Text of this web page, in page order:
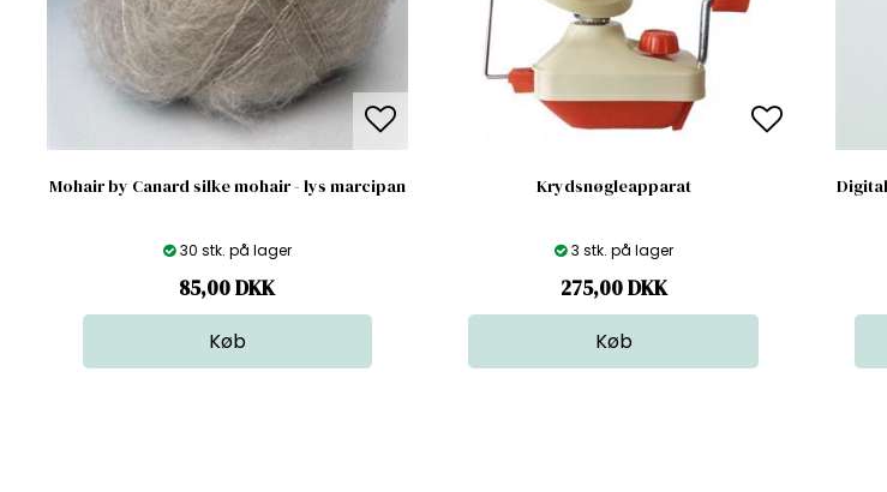
Mohair by Canard silke mohair - lys marcipan
30 stk. på lager
85,00DKK
Krydsnøgleapparat
3 stk. på lager
275,00DKK